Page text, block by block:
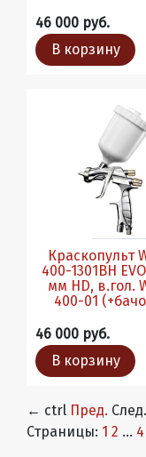
46 000 руб.
В корзину
Краскопульт
400-1301BH
мм HD, в.гол.
400-01
46 000 руб.
В корзину
← ctrl Пред. След.
Страницы: 1 2 ... 4